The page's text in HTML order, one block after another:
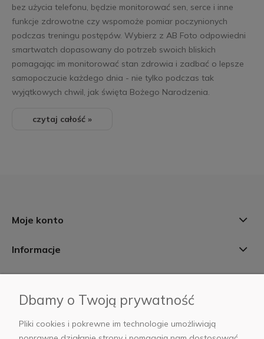
bez użycia telefonu, będzie monitorować sen, serce i inne
funkcje zdrowotne czy wspomoże pomiar poczynionych
podczas treningu postępów. Wybierz z AB Foto odpowiedni
smartwatch dopasowany do potrzeb swoich bliskich
pomagając im monitorować stan zdrowia i zadbać o lepsze
samopoczucie każdego dnia - nie tylko podczas tak
wyjątkowych chwil, jak święta Bożego Narodzenia.
czytaj całość »
Moje konto
Informacje
AB Foto
Dbamy o Twoją prywatność
Pliki cookies i pokrewne im technologie umożliwiają